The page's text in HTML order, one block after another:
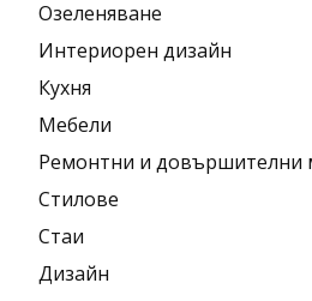
Озеленяване
Интериорен дизайн
Кухня
Мебели
Ремонтни и довършителни
Стилове
Стаи
Дизайн